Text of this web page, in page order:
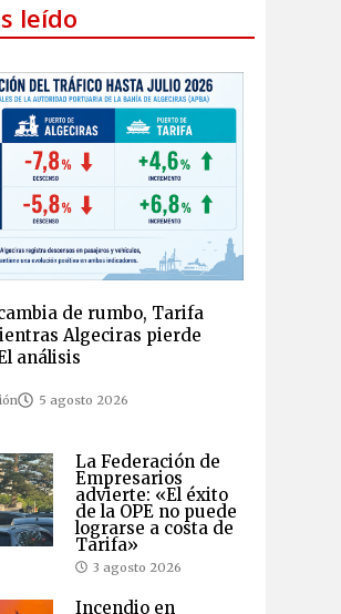
leído
de rumbo, Tarifa
Algeciras pierde
análisis
5 agosto 2026
La Federación de
Empresarios
advierte: «El éxito
de la OPE no puede
lograrse a costa de
Tarifa»
3 agosto 2026
Incendio en